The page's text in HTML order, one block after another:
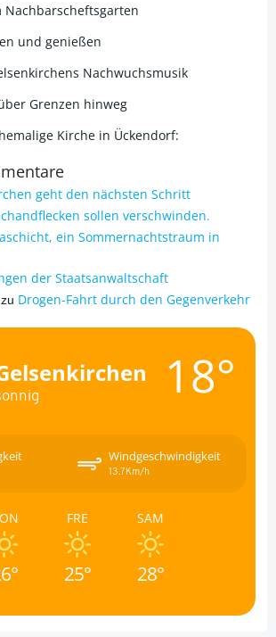
Nachbarscheftsgarten
und genießen
Nachwuchsmusik
Grenzen hinweg
Kirche in Ückendorf:
geht den nächsten Schritt
sollen verschwinden.
ein Sommernachtstraum in
der Staatsanwaltschaft
zu Drogen-Fahrt durch den Gegenverkehr
18°
Windgeschwindigkeit
13.7Km/h
FRE
25°
SAM
28°